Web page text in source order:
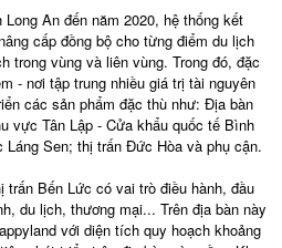
An đến năm 2020, hệ thống kết
cấp đồng bộ cho từng điểm du lịch
trong vùng và liên vùng. Trong đó, đặc
- nơi tập trung nhiều giá trị tài nguyên
các sản phẩm đặc thù như: Địa bàn
vực Tân Lập - Cửa khẩu quốc tế Bình
Láng Sen; thị trấn Đức Hòa và phụ cận.
trấn Bến Lức có vai trò điều hành, đầu
du lịch, thương mại... Trên địa bàn này
với diện tích quy hoạch khoảng